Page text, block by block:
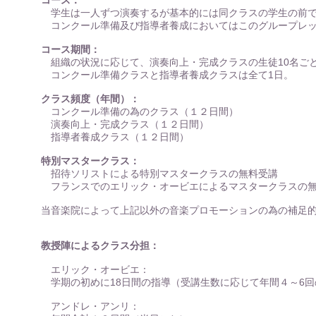
学生は一人ずつ演奏するが基本的には同クラスの学生の前
コンクール準備及び指導者養成においてはこのグループレ
コース期間：
組織の状況に応じて、演奏向上・完成クラスの生徒10名ご
コンクール準備クラスと指導者養成クラスは全て1日。
クラス頻度（年間）：
コンクール準備の為のクラス（１２日間）
演奏向上・完成クラス（１２日間）
指導者養成クラス（１２日間）
特別マスタークラス：
招待ソリストによる特別マスタークラスの無料受講
フランスでのエリック・オービエによるマスタークラスの
当音楽院によって上記以外の音楽プロモーションの為の補足
教授陣によるクラス分担：
エリック・オービエ：
学期の初めに18日間の指導（受講生数に応じて年間４～6回
アンドレ・アンリ：